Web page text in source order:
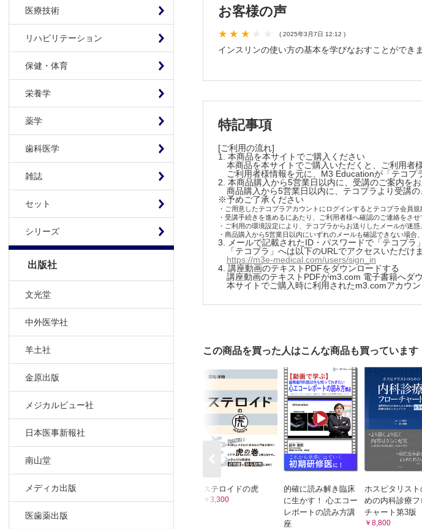
医療技術
リハビリテーション
保健・体育
栄養学
薬学
歯科医学
雑誌
セット
シリーズ
出版社
文光堂
中外医学社
羊土社
金原出版
メジカルビュー社
日本医事新報社
南山堂
メディカ出版
医歯薬出版
まとめ 一般病棟での血糖コントロールのポイント
実症例から考える血糖コントロールのポイント：周術
周術期の血糖コントロール目標と確認すべきポイント
まとめ 周術期の血糖コントロールのポイント
症例 80歳女性
まとめ ICUでの血糖コントロールのポイント
実症例から考える血糖コントロールのポイント：救
高血糖緊急症の種類
治療前評価
治療上の注意と治療の流れ
治療中の電解質フォロー，重炭酸補充
Sick day時の対応
症例 75歳男性
まとめ 高血糖緊急症の治療のポイント
実症例から考える血糖コントロールのポイント：救
糖尿病診療の醍醐味
■講師紹介
浅川 雅博（あさかわ まさひろ）先生
東京逓信病院 内分泌・代謝内科 医長
東京医科歯科大学（現東京科学大学）で臨床・研究
特に研修医教育に熱意を持って取り組み，研修医向
日々奮闘中。
臨床では，常に患者さんの目線に立ち，分かりや
※本商品はM3 Educationがオンライン学習サービ
→「テコプラ 動画講座」シリーズ
症例 65歳男性
実症例から考える血糖コントロールのポイント：
治療前評価
治療上の注意と治療の流れ
治療中の電解質フォロー，重炭酸補充
Sick day時の対応
症例 75歳男性
まとめ 高血糖緊急症の治療のポイント
実症例から考える血糖コントロールのポイント
低血糖の症状と治療
症例 90歳男性
まとめ 低血糖の治療のポイント
糖尿病診療の醍醐味
お客様の声
( 2025年3月7日 12:12 )
インスリンの使い方の基本を学びなおすことができ
特記事項
[ご利用の流れ]
1. 本商品を本サイトでご購入ください
本商品を本サイトでご購入いただくと、ご利用者
ご利用者様情報を元に、M3 Educationが「テコプ
2. 本商品購入から5営業日以内に、受講のご案内を
商品購入から5営業日以内に、テコプラより受講の
※予めご了承ください
・ご用意したテコプラアカウントにログインするとテコプラ会員規
・受講手続きを進めるにあたり、ご利用者様へ確認のご連絡をさ
・ご利用の環境設定により、テコプラからお送りしたメールが迷
・商品購入から5営業日以内にいずれのメールも確認できない場
3. メールで記載されたID・パスワードで「テコプ
「テコプラ」へは以下のURLでアクセスいただけ
https://m3e-medical.com/users/sign_in
4. 講座動画のテキストPDFをダウンロードする
講座動画のテキストPDFがm3.com 電子書籍へダウ
本サイトでご購入時に利用されたm3.comアカウ
この商品を買った人はこんな商品も買っています
ステロイドの虎
￥3,300
的確に読み解き臨床
に生かす！ 心エコー
レポートの読み方講
座
ホスピタリスト
めの内科診療フ
チャート第3版
￥8,800